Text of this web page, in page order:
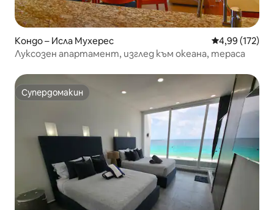
Кондо – Исла Мухерес Средна
4,99 (172)
Луксозен апартамент, изглед към океана, тераса
Супердомакин
Супердомакин